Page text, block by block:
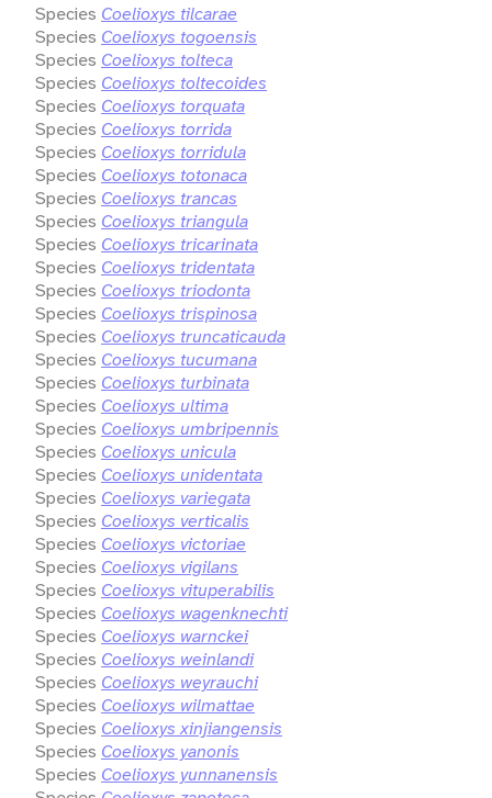
Species Coelioxys tilcarae
Species Coelioxys togoensis
Species Coelioxys tolteca
Species Coelioxys toltecoides
Species Coelioxys torquata
Species Coelioxys torrida
Species Coelioxys torridula
Species Coelioxys totonaca
Species Coelioxys trancas
Species Coelioxys triangula
Species Coelioxys tricarinata
Species Coelioxys tridentata
Species Coelioxys triodonta
Species Coelioxys trispinosa
Species Coelioxys truncaticauda
Species Coelioxys tucumana
Species Coelioxys turbinata
Species Coelioxys ultima
Species Coelioxys umbripennis
Species Coelioxys unicula
Species Coelioxys unidentata
Species Coelioxys variegata
Species Coelioxys verticalis
Species Coelioxys victoriae
Species Coelioxys vigilans
Species Coelioxys vituperabilis
Species Coelioxys wagenknechti
Species Coelioxys warnckei
Species Coelioxys weinlandi
Species Coelioxys weyrauchi
Species Coelioxys wilmattae
Species Coelioxys xinjiangensis
Species Coelioxys yanonis
Species Coelioxys yunnanensis